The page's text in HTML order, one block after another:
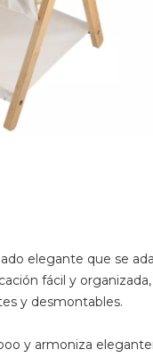
elegante que se
fácil y
y desmontables.
y armoniza